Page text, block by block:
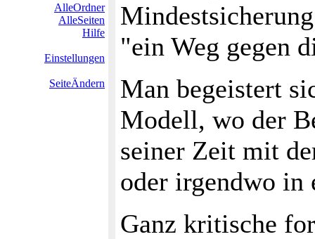
AlleOrdner
AlleSeiten
Hilfe
Einstellungen
SeiteÄndern
"ein Weg gegen
Man begeistert
Modell, wo der
seiner Zeit mit
oder irgendwo in
Ganz kritische